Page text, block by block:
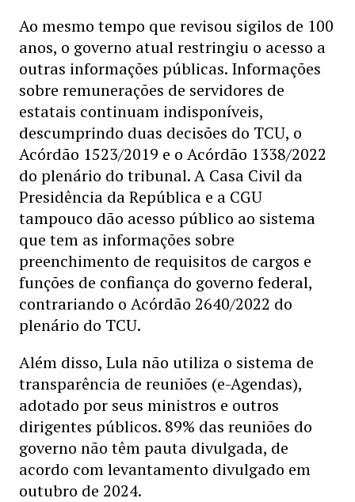
Ao mesmo tempo que revisou sigilos de 100
anos, o governo atual restringiu o acesso a
outras informações públicas. Informações
sobre remunerações de servidores de
estatais continuam indisponíveis,
descumprindo duas decisões do TCU, o
Acórdão 1523/2019 e o Acórdão 1338/2022
do plenário do tribunal. A Casa Civil da
Presidência da República e a CGU
tampouco dão acesso público ao sistema
que tem as informações sobre
preenchimento de requisitos de cargos e
funções de confiança do governo federal,
contrariando o Acórdão 2640/2022 do
plenário do TCU.
Além disso, Lula não utiliza o sistema de
transparência de reuniões (e-Agendas),
adotado por seus ministros e outros
dirigentes públicos. 89% das reuniões do
governo não têm pauta divulgada, de
acordo com levantamento divulgado em
outubro de 2024.